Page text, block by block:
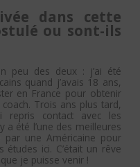
dans cette
ou sont-ils
peu des deux : j’ai été
quand j’avais 18 ans,
en France pour obtenir
Trois ans plus tard,
repris contact avec les
a été l’une des meilleures
par une Américaine pour
ici. C’était un rêve
je puisse venir !